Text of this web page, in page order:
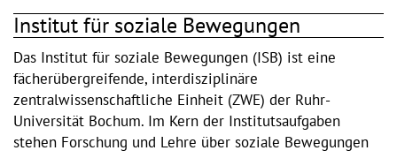
Institut für soziale Bewegungen
Das Institut für soziale Bewegungen (ISB) ist eine
fächerübergreifende, interdisziplinäre
zentralwissenschaftliche Einheit (ZWE) der Ruhr-
Universität Bochum. Im Kern der Institutsaufgaben
stehen Forschung und Lehre über soziale Bewegungen